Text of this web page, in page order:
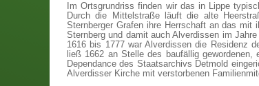
Im Ortsgrundriss finden wir das in Lippe
Durch die Mittelstraße läuft die alte
Sternberger Grafen ihre Herrschaft an das mit
Sternberg und damit auch Alverdissen im
1616 bis 1777 war Alverdissen die Residenz
ließ 1662 an Stelle des baufällig
Dependance des Staatsarchivs Detmold
Alverdisser Kirche mit verstorbenen